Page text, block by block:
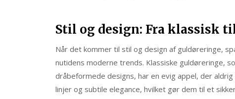
Stil og design: Fra klassisk
Når det kommer til stil og design af guldøreringe,
nutidens moderne trends. Klassiske guldøreringe,
dråbeformede designs, har en evig appel, der
linjer og subtile elegance, hvilket gør dem til et